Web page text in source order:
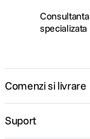
Consultanta
specializata
Comenzi si livrare
Suport